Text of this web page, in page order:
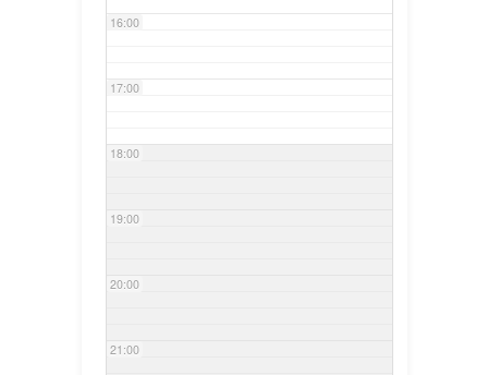
16:00
17:00
18:00
19:00
20:00
21:00